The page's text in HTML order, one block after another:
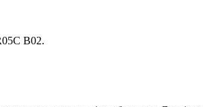
B02.